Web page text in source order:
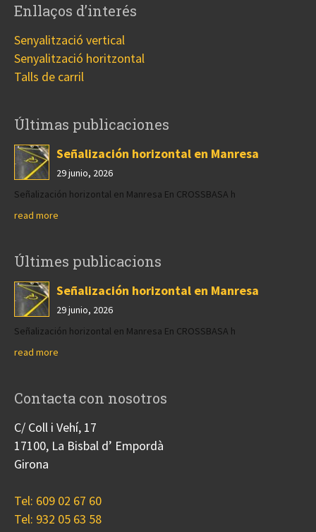
Enllaços d’interés
Senyalització vertical
Senyalització horitzontal
Talls de carril
Últimas publicaciones
Señalización horizontal en Manresa
29 junio, 2026
Señalización horizontal en Manresa En CROSSBASA h
read more
Últimes publicacions
Señalización horizontal en Manresa
29 junio, 2026
Señalización horizontal en Manresa En CROSSBASA h
read more
Contacta con nosotros
C/ Coll i Vehí, 17
17100, La Bisbal d’ Empordà
Girona
Tel: 609 02 67 60
Tel: 932 05 63 58